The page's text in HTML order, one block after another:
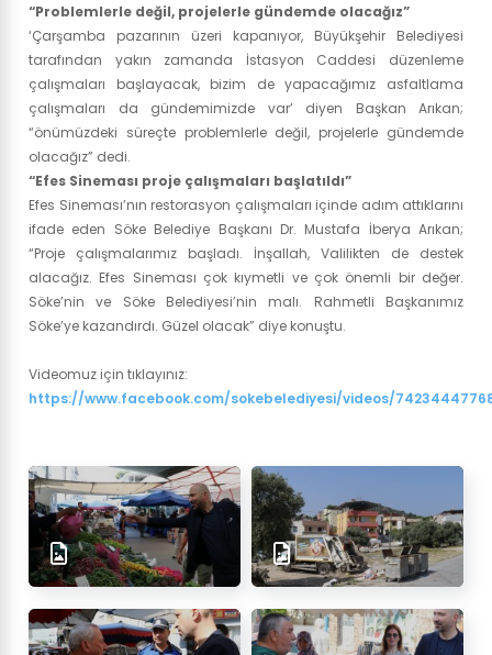
“Problemlerle değil, projelerle gündemde olacağız”
‘Çarşamba pazarının üzeri kapanıyor, Büyükşehir Belediyesi
tarafından yakın zamanda İstasyon Caddesi düzenleme
çalışmaları başlayacak, bizim de yapacağımız asfaltlama
çalışmaları da gündemimizde var’ diyen Başkan Arıkan;
“önümüzdeki süreçte problemlerle değil, projelerle gündemde
olacağız” dedi.
“Efes Sineması proje çalışmaları başlatıldı”
Efes Sineması’nın restorasyon çalışmaları içinde adım attıklarını
ifade eden Söke Belediye Başkanı Dr. Mustafa İberya Arıkan;
“Proje çalışmalarımız başladı. İnşallah, Valilikten de destek
alacağız. Efes Sineması çok kıymetli ve çok önemli bir değer.
Söke’nin ve Söke Belediyesi’nin malı. Rahmetli Başkanımız
Söke’ye kazandırdı. Güzel olacak” diye konuştu.
Videomuz için tıklayınız:
https://www.facebook.com/sokebelediyesi/videos/